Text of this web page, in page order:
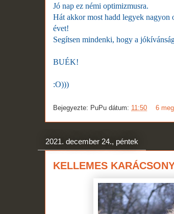
Jó nap ez némi optimizmusra.
Hát akkor most hadd legyek
évet!
Segítsen mindenki, hogy a
BUÉK!
:O)))
Bejegyezte: PuPu dátum: 11:50 6
2021. december 24., péntek
KELLEMES